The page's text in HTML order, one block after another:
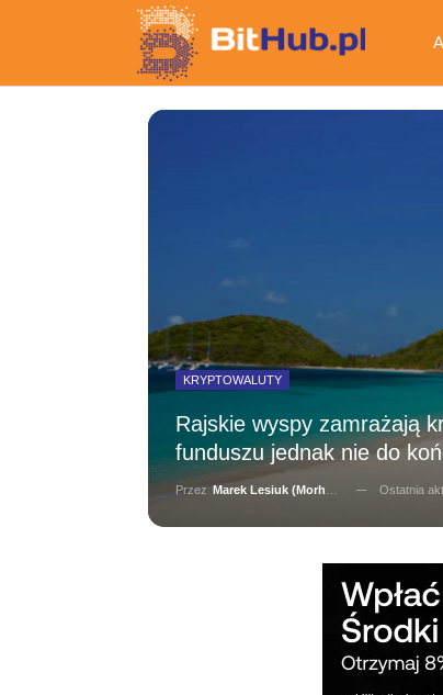
KRYPTOWALUTY
Rajskie wyspy zamrażają
funduszu jednak nie do
Przez Marek Lesiuk (Morhainn) Ostatnia